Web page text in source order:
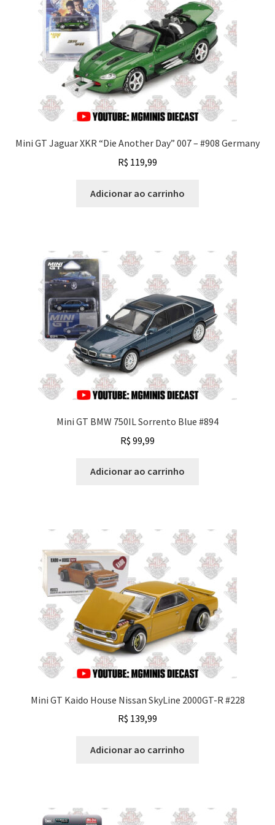
Mini GT Jaguar XKR “Die Another Day” 007 – #908 Germany
R$ 119,99
Adicionar ao carrinho
Mini GT BMW 750IL Sorrento Blue #894
R$ 99,99
Adicionar ao carrinho
Mini GT Kaido House Nissan SkyLine 2000GT-R #228
R$ 139,99
Adicionar ao carrinho